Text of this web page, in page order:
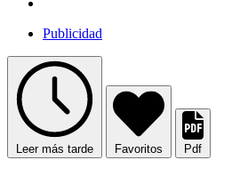
Publicidad
Leer más tarde Favoritos Pdf